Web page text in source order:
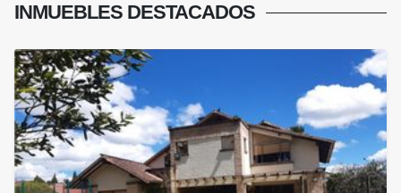
INMUEBLES DESTACADOS